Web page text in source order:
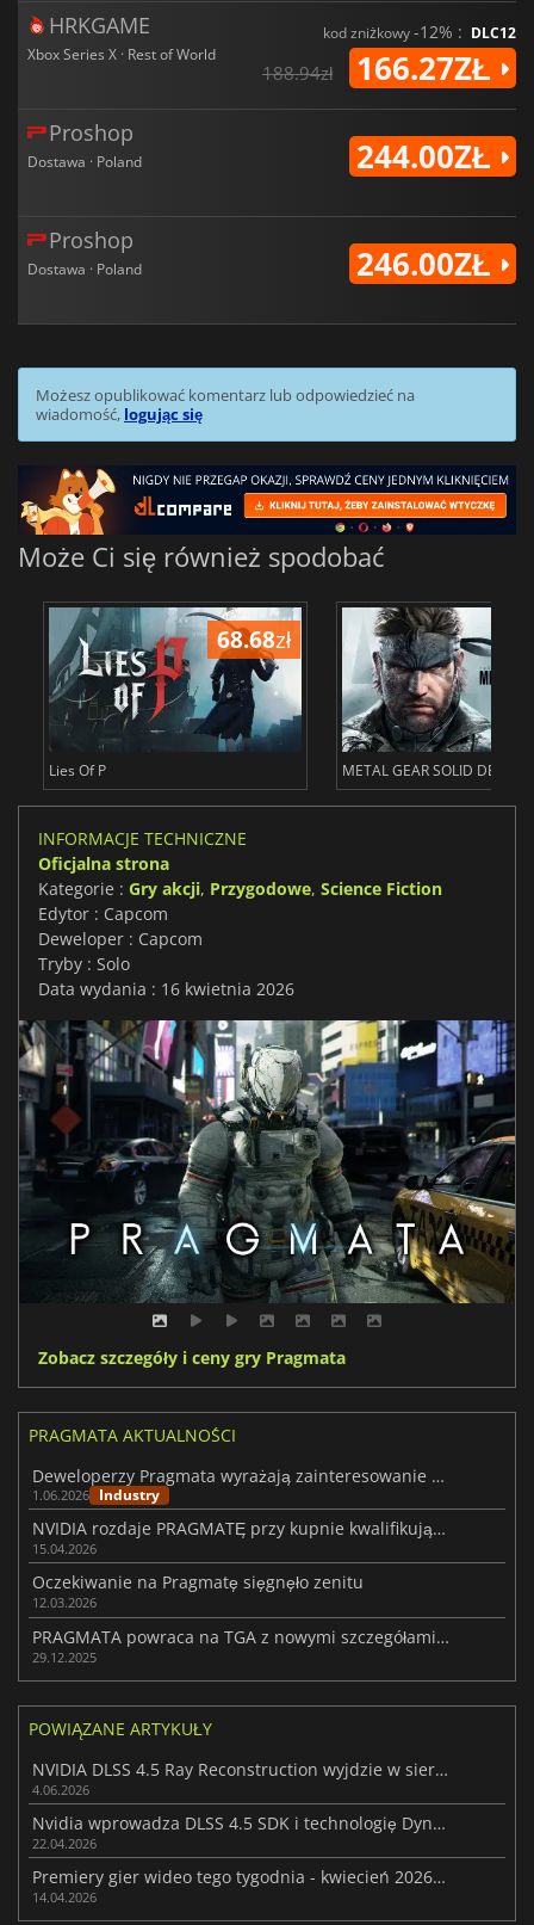
HRKGAME
Xbox Series X · Rest of World
kod zniżkowy-12% : DLC12
188.94zł 166.27ZŁ
Proshop
Dostawa · Poland 244.00ZŁ
Proshop
Dostawa · Poland 246.00ZŁ
Możesz opublikować komentarz lub odpowiedzieć na
wiadomość, logując się
Może Ci się również spodobać
68.68zł
Lies Of P METAL GEAR SOLID DELTA
INFORMACJE TECHNICZNE
Oficjalna strona
Kategorie : Gry akcji, Przygodowe, Science Fiction
Edytor : Capcom
Deweloper : Capcom
Tryby : Solo
Data wydania : 16 kwietnia 2026
Zobacz szczegóły i ceny gry Pragmata
PRAGMATA AKTUALNOŚCI
Deweloperzy Pragmata wyrażają zainteresowanie stworzeniem sequela
1.06.2026 Industry
NVIDIA rozdaje PRAGMATĘ przy kupnie kwalifikującej się karty z serii RTX 50
15.04.2026
Oczekiwanie na Pragmatę sięgnęło zenitu
12.03.2026
PRAGMATA powraca na TGA z nowymi szczegółami i kierunkiem
29.12.2025
POWIĄZANE ARTYKUŁY
NVIDIA DLSS 4.5 Ray Reconstruction wyjdzie w sierpniu, obsługując 27 gier
4.06.2026
Nvidia wprowadza DLSS 4.5 SDK i technologię Dynamic Multi Frame Generation
22.04.2026
Premiery gier wideo tego tygodnia - kwiecień 2026 (tydzień 16)
14.04.2026